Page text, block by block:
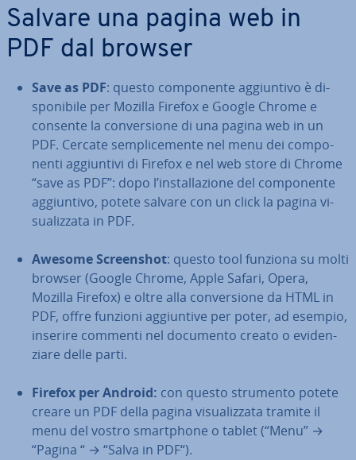
Salvare una pagina web in
PDF dal browser
Save as PDF: questo com­po­nen­te ag­giun­ti­vo è di­
spo­ni­bi­le per Mozilla Firefox e Google Chrome e
consente la con­ver­sio­ne di una pagina web in un
PDF. Cercate sem­pli­ce­men­te nel menu dei com­po­
nen­ti ag­giun­ti­vi di Firefox e nel web store di Chrome
“save as PDF”: dopo l’in­stal­la­zio­ne del com­po­nen­te
ag­giun­ti­vo, potete salvare con un click la pagina vi­
sua­liz­za­ta in PDF.
Awesome Screen­shot: questo tool funziona su molti
browser (Google Chrome, Apple Safari, Opera,
Mozilla Firefox) e oltre alla con­ver­sio­ne da HTML in
PDF, offre funzioni ag­giun­ti­ve per poter, ad esempio,
inserire commenti nel documento creato o evi­den­
zia­re delle parti.
Firefox per Android: con questo strumento potete
creare un PDF della pagina vi­sua­liz­za­ta tramite il
menu del vostro smart­pho­ne o tablet (“Menu” →
“Pagina “ → “Salva in PDF“).